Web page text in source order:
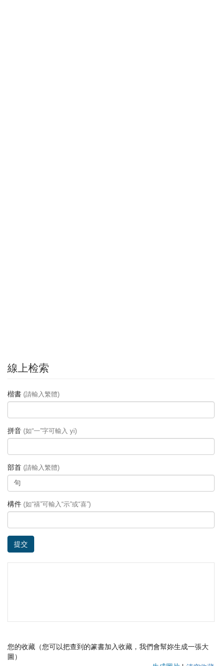
線上检索
楷書 (請輸入繁體)
拼音 (如“一”字可輸入 yi)
部首 (請輸入繁體)
構件 (如“禧”可輸入“示”或“喜”)
提交
您的收藏（您可以把查到的篆書加入收藏，我們會幫妳生成一張大
圖）